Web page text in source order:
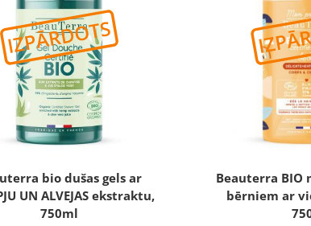
bio dušas gels ar
UN ALVEJAS ekstraktu,
750ml
Beauterra BIO
bērniem ar